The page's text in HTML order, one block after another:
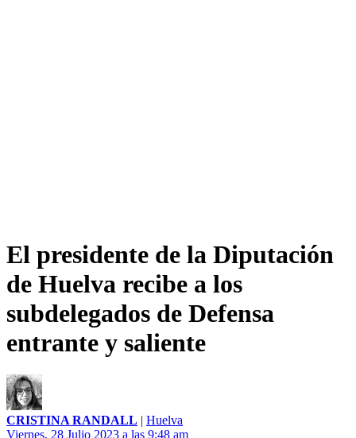
El presidente de la Diputación
de Huelva recibe a los
subdelegados de Defensa
entrante y saliente
CRISTINA RANDALL | Huelva
Viernes, 28 Julio 2023 a las 9:48 am